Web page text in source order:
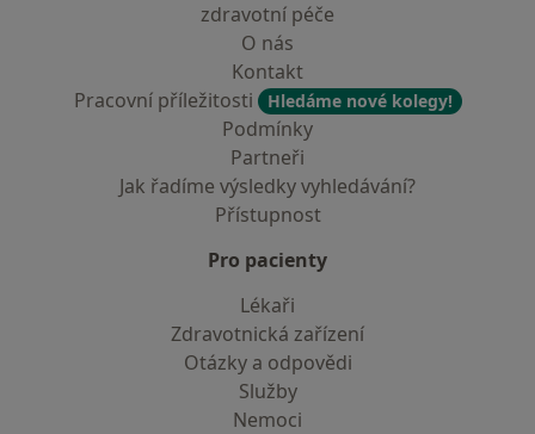
zdravotní péče
O nás
Kontakt
Pracovní příležitosti
Hledáme nové kolegy!
Podmínky
Partneři
Jak řadíme výsledky vyhledávání?
Přístupnost
Pro pacienty
Lékaři
Zdravotnická zařízení
Otázky a odpovědi
Služby
Nemoci